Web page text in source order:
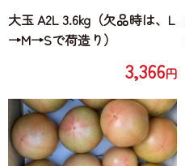
大玉 A2L 3.6kg（欠品時は、L
→M→Sで荷造り）
3,366円